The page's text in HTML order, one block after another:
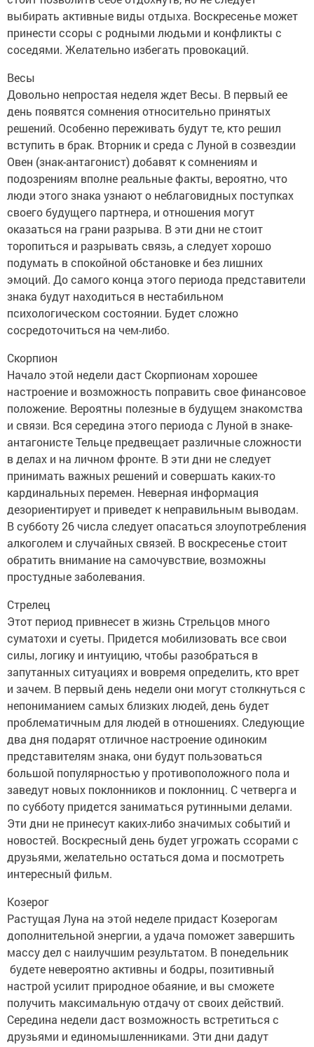
выбирать активные виды отдыха. Воскресенье может
принести ссоры с родными людьми и конфликты с
соседями. Желательно избегать провокаций.
Весы
Довольно непростая неделя ждет Весы. В первый ее
день появятся сомнения относительно принятых
решений. Особенно переживать будут те, кто решил
вступить в брак. Вторник и среда с Луной в созвездии
Овен (знак-антагонист) добавят к сомнениям и
подозрениям вполне реальные факты, вероятно, что
люди этого знака узнают о неблаговидных поступках
своего будущего партнера, и отношения могут
оказаться на грани разрыва. В эти дни не стоит
торопиться и разрывать связь, а следует хорошо
подумать в спокойной обстановке и без лишних
эмоций. До самого конца этого периода представители
знака будут находиться в нестабильном
психологическом состоянии. Будет сложно
сосредоточиться на чем-либо.
Скорпион
Начало этой недели даст Скорпионам хорошее
настроение и возможность поправить свое финансовое
положение. Вероятны полезные в будущем знакомства
и связи. Вся середина этого периода с Луной в знаке-
антагонисте Тельце предвещает различные сложности
в делах и на личном фронте. В эти дни не следует
принимать важных решений и совершать каких-то
кардинальных перемен. Неверная информация
дезориентирует и приведет к неправильным выводам.
В субботу 26 числа следует опасаться злоупотребления
алкоголем и случайных связей. В воскресенье стоит
обратить внимание на самочувствие, возможны
простудные заболевания.
Стрелец
Этот период привнесет в жизнь Стрельцов много
суматохи и суеты. Придется мобилизовать все свои
силы, логику и интуицию, чтобы разобраться в
запутанных ситуациях и вовремя определить, кто врет
и зачем. В первый день недели они могут столкнуться с
непониманием самых близких людей, день будет
проблематичным для людей в отношениях. Следующие
два дня подарят отличное настроение одиноким
представителям знака, они будут пользоваться
большой популярностью у противоположного пола и
заведут новых поклонников и поклонниц. С четверга и
по субботу придется заниматься рутинными делами.
Эти дни не принесут каких-либо значимых событий и
новостей. Воскресный день будет угрожать ссорами с
друзьями, желательно остаться дома и посмотреть
интересный фильм.
Козерог
Растущая Луна на этой неделе придаст Козерогам
дополнительной энергии, а удача поможет завершить
массу дел с наилучшим результатом. В понедельник
будете невероятно активны и бодры, позитивный
настрой усилит природное обаяние, и вы сможете
получить максимальную отдачу от своих действий.
Середина недели даст возможность встретиться с
друзьями и единомышленниками. Эти дни дадут